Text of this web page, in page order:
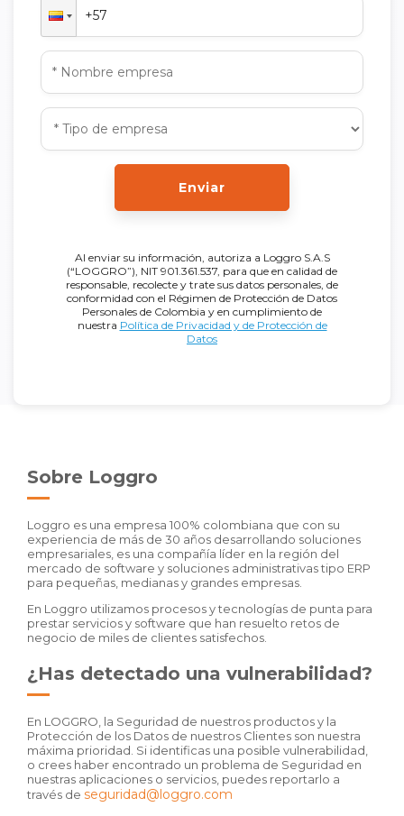
Enviar
Al enviar su información, autoriza a Loggro S.A.S
(“LOGGRO”), NIT 901.361.537, para que en calidad de
responsable, recolecte y trate sus datos personales, de
conformidad con el Régimen de Protección de Datos
Personales de Colombia y en cumplimiento de
nuestra Política de Privacidad y de Protección de
Datos
Sobre Loggro
Loggro es una empresa 100% colombiana que con su
experiencia de más de 30 años desarrollando soluciones
empresariales, es una compañía líder en la región del
mercado de software y soluciones administrativas tipo ERP
para pequeñas, medianas y grandes empresas.
En Loggro utilizamos procesos y tecnologías de punta para
prestar servicios y software que han resuelto retos de
negocio de miles de clientes satisfechos.
¿Has detectado una vulnerabilidad?
En LOGGRO, la Seguridad de nuestros productos y la
Protección de los Datos de nuestros Clientes son nuestra
máxima prioridad. Si identificas una posible vulnerabilidad,
o crees haber encontrado un problema de Seguridad en
nuestras aplicaciones o servicios, puedes reportarlo a
través de seguridad@loggro.com